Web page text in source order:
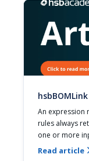
An expression
rules always
one or more
Read article